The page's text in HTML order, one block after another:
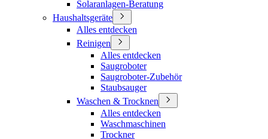
Solaranlagen-Beratung
Haushaltsgeräte
Alles entdecken
Reinigen
Alles entdecken
Saugroboter
Saugroboter-Zubehör
Staubsauger
Waschen & Trocknen
Alles entdecken
Waschmaschinen
Trockner